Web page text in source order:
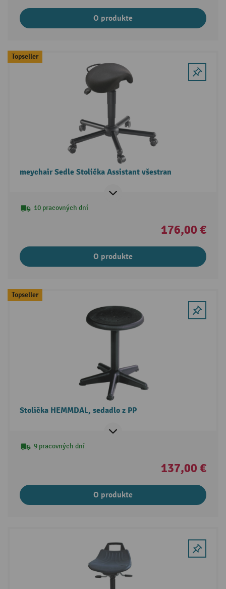
O produkte
Topseller
meychair Sedle Stolička Assistant všestran
10 pracovných dní
176,00 €
O produkte
Topseller
Stolička HEMMDAL, sedadlo z PP
9 pracovných dní
137,00 €
O produkte